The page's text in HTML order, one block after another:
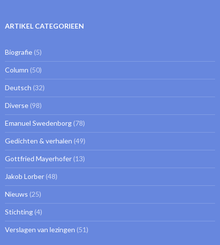
ARTIKEL CATEGORIEEN
Biografie (5)
Column (50)
Deutsch (32)
Diverse (98)
Emanuel Swedenborg (78)
Gedichten & verhalen (49)
Gottfried Mayerhofer (13)
Jakob Lorber (48)
Nieuws (25)
Stichting (4)
Verslagen van lezingen (51)